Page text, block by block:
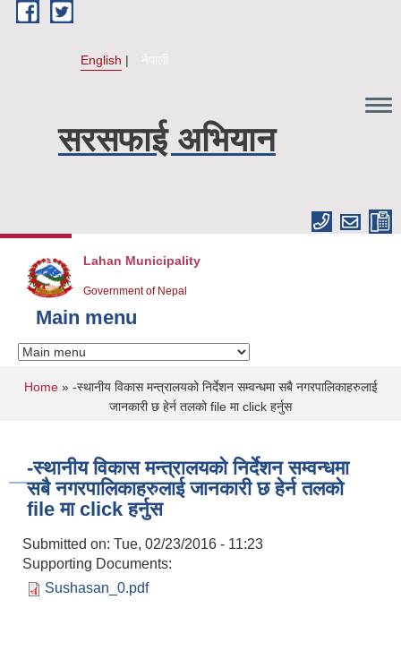
Skip to main content
English नेपाली
सरसफाई अभियान
Lahan Municipality
Government of Nepal
Main menu
You are here
Home» -स्थानीय विकास मन्त्रालयको निर्देशन सम्वन्धमा सबै नगरपालिकाहरुलाई
जानकारी छ हेर्न तलको file मा click हर्नुस
-स्थानीय विकास मन्त्रालयको निर्देशन सम्वन्धमा
सबै नगरपालिकाहरुलाई जानकारी छ हेर्न तलको
file मा click हर्नुस
Submitted on: Tue, 02/23/2016 - 11:23
Supporting Documents:
Sushasan_0.pdf